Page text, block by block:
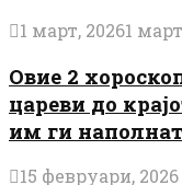
1 март, 20261
Овие 2
цареви до
им ги
15 февруари, 2026